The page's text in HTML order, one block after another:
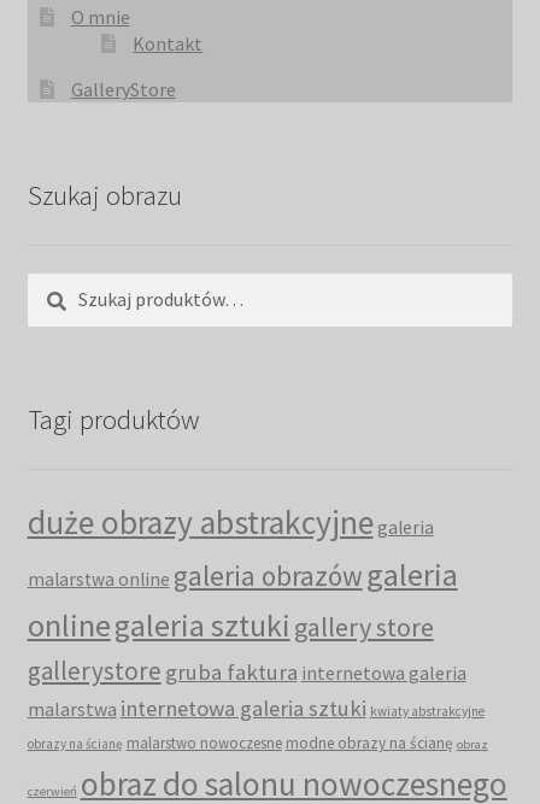
O mnie
Kontakt
GalleryStore
Szukaj obrazu
Szukaj:
Szukaj
Tagi produktów
duże obrazy abstrakcyjne galeria
malarstwa online galeria obrazów galeria
onlinegaleria sztuki gallery store
gallerystore gruba faktura internetowa galeria
malarstwa internetowa galeria sztuki kwiaty abstrakcyjne
obrazy na ścianę malarstwo nowoczesne modne obrazy na ścianę obraz
czerwień obraz do salonu nowoczesnego